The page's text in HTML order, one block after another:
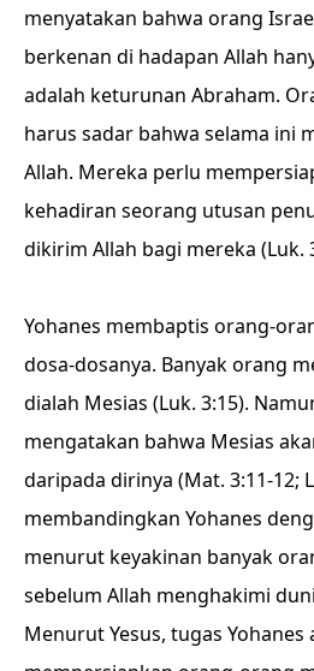
menyatakan bahwa orang
berkenan di hadapan Allah
adalah keturunan Abraham.
harus sadar bahwa selama ini
Allah. Mereka perlu
kehadiran seorang utusan
dikirim Allah bagi mereka (Luk.
Yohanes membaptis orang-
dosa-dosanya. Banyak orang
dialah Mesias (Luk. 3:15).
mengatakan bahwa Mesias
daripada dirinya (Mat. 3:11-12;
membandingkan Yohanes
menurut keyakinan banyak
sebelum Allah menghakimi
Menurut Yesus, tugas Yohanes